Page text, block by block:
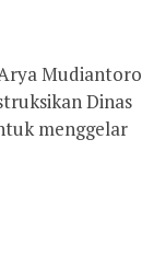
Mudiantoro
Dinas
menggelar